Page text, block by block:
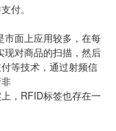
付。
市面上应用较多，在每
现对商品的扫描，然后
等技术，通过射频信
，RFID标签也存在一